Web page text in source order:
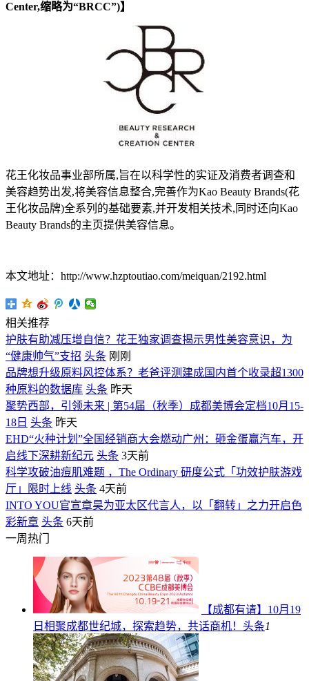
Center,缩略为“BRCC”)】
花王化妆品事业部所属,旨在以科学性的实证及消费者调查和
美容趋势出发,将美容信息整合,完善作为Kao Beauty Brands(花
王化妆品牌)全系列的基础要素,并开发相关技术,同时还向Kao
Beauty Brands的主页提供美容信息。
本文地址：http://www.hzptoutiao.com/meiquan/2192.html
相关推荐
护肤有助减压增自信？花王独家调查揭示男性美容意识，为
“健康帅气”支招 头条 刚刚
品牌想升级原料风控体系？老爸评测建成国内首个收录超1300
种原料的数据库 头条 昨天
聚势西部，引领未来 | 第54届（秋季）成都美博会定档10月15-
18日 头条 昨天
EHD“火种计划”全国经销商大会燃动广州：砸金蛋赢汽车，开
启线下深耕新纪元 头条 3天前
科学攻破油痘肌难题 ，The Ordinary 研度公式「功效护肤游戏
厅」限时上线 头条 4天前
INTO YOU官宣章昊为亚太区代言人，以「翻转」之力开启色
彩新章 头条 6天前
一周热门
【成都有请】10月19
日相聚成都世纪城，探索趋势，共话商机！ 头条1